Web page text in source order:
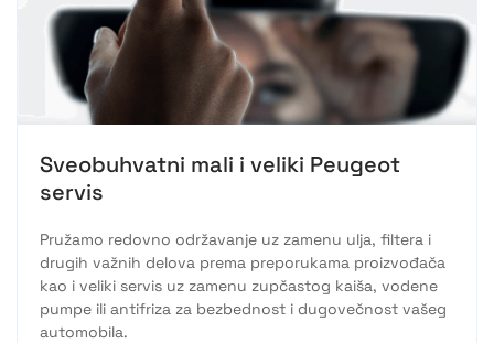
Sveobuhvatni mali i veliki Peugeot
servis
Pružamo redovno održavanje uz zamenu ulja, filtera i
drugih važnih delova prema preporukama proizvođača
kao i veliki servis uz zamenu zupčastog kaiša, vodene
pumpe ili antifriza za bezbednost i dugovečnost vašeg
automobila.